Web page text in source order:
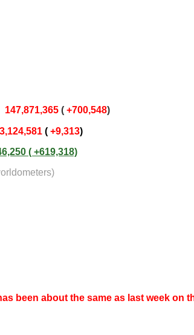
147,871,365 ( +700,548)
3,124,581 ( +9,313)
( +619,318)
been about the same as last week on